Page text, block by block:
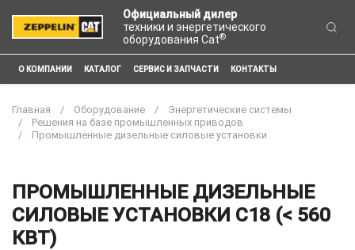
Официальный дилер
техники и энергетического
оборудования Cat®
О КОМПАНИИ КАТАЛОГ СЕРВИС И ЗАПЧАСТИ КОНТАКТЫ
Главная Оборудование
Энергетические системы
Решения на базе промышленных приводов
Промышленные дизельные силовые установки
ПРОМЫШЛЕННЫЕ ДИЗЕЛЬНЫЕ
СИЛОВЫЕ УСТАНОВКИ C18 (< 560
КВТ)